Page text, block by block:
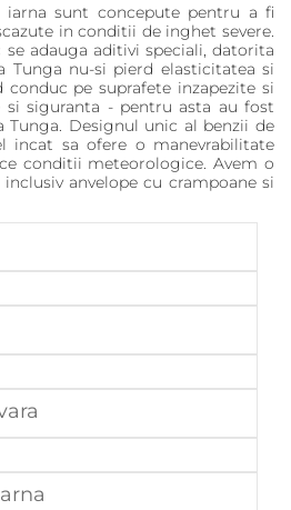
iarna sunt concepute pentru a fi
in conditii de inghet severe.
adauga aditivi speciali, datorita
Tunga nu-si pierd elasticitatea si
pe suprafete inzapezite si
si siguranta - pentru asta au fost
Tunga. Designul unic al benzii de
incat sa ofere o manevrabilitate
conditii meteorologice. Avem o
anvelope cu crampoane si